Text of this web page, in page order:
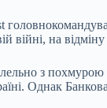
на
з похмурою
Однак